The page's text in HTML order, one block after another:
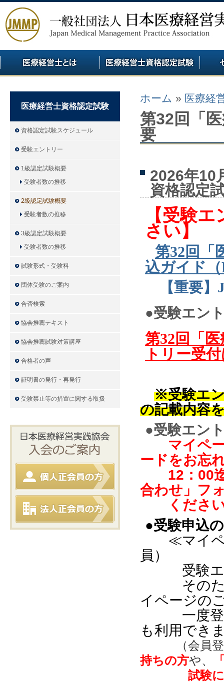
ホーム » 医療経
第32回「
要
2026年10
資格認定
【受験
さい】
第32回「
込ガイド
【重要
●受験エン
第32回「
トリー受
※受験エ
の記載内容
●受験エン
マイペ
ードをお忘
12：00
合わせ」フ
く ださ
●受験申込
≪マイ
員）
受験エン
そのため
イページの
一度登録
も利用でき
（会員
持ちの方や、
試験
医療経営士資格認定試験
資格認定試験スケジュール
受験エントリー
1級認定試験概要
受験者数の推移
2級認定試験概要
受験者数の推移
3級認定試験概要
受験者数の推移
試験形式・受験料
団体受験のご案内
合否検索
協会推薦テキスト
協会推薦試験対策講座
合格者の声
証明書の発行・再発行
受験禁止等の措置に関する取扱